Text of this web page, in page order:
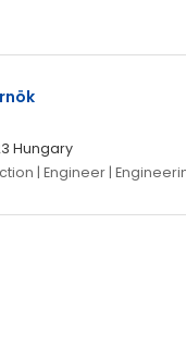
Hungary
| Engineer |